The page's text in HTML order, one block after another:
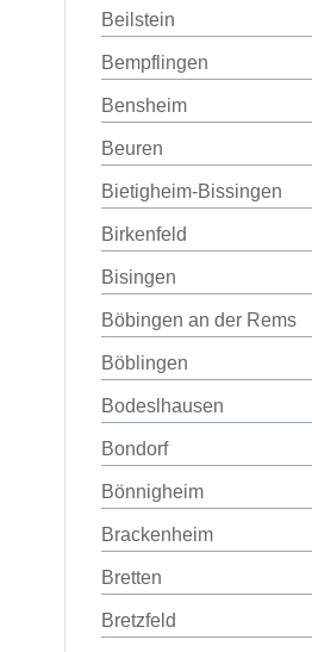
Beilstein
Bempflingen
Bensheim
Beuren
Bietigheim-Bissingen
Birkenfeld
Bisingen
Böbingen an der Rems
Böblingen
Bodeslhausen
Bondorf
Bönnigheim
Brackenheim
Bretten
Bretzfeld